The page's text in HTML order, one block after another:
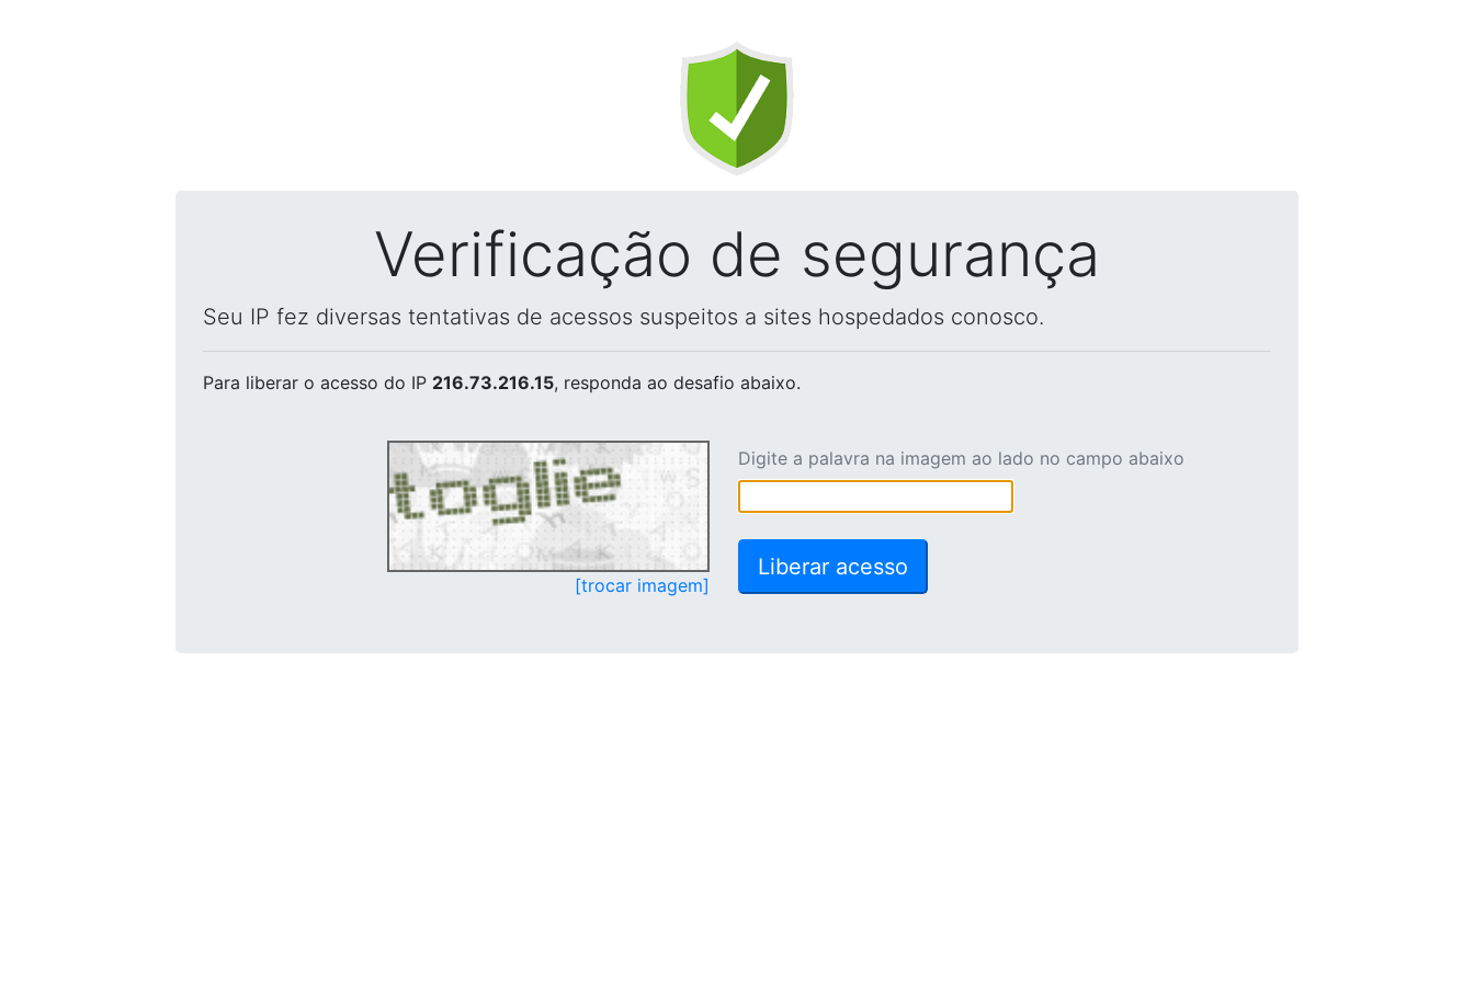
Verificação de segurança
Seu IP fez diversas tentativas de acessos suspeitos a sites hospedados conosco.
Para liberar o acesso do IP 216.73.216.15, responda ao desafio abaixo.
[trocar imagem]
Digite a palavra na imagem ao lado no campo abaixo